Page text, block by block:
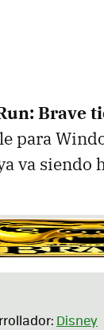
Brave
para
va siendo
Disney